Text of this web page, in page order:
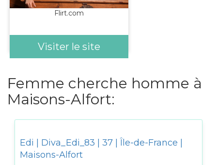
Flirt.com
Visiter le site
Femme cherche homme à
Maisons-Alfort:
Edi | Diva_Edi_83 | 37 | Île-de-France |
Maisons-Alfort